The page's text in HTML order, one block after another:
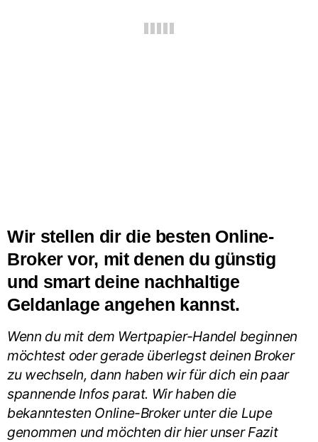
Wir stellen dir die besten Online-
Broker vor, mit denen du günstig
und smart deine nachhaltige
Geldanlage angehen kannst.
Wenn du mit dem Wertpapier-Handel beginnen
möchtest oder gerade überlegst deinen Broker
zu wechseln, dann haben wir für dich ein paar
spannende Infos parat. Wir haben die
bekanntesten Online-Broker unter die Lupe
genommen und möchten dir hier unser Fazit